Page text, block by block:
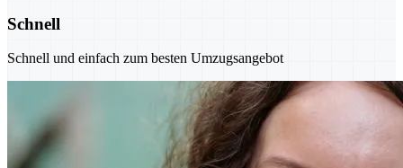
Schnell
Schnell und einfach zum besten Umzugsangebot